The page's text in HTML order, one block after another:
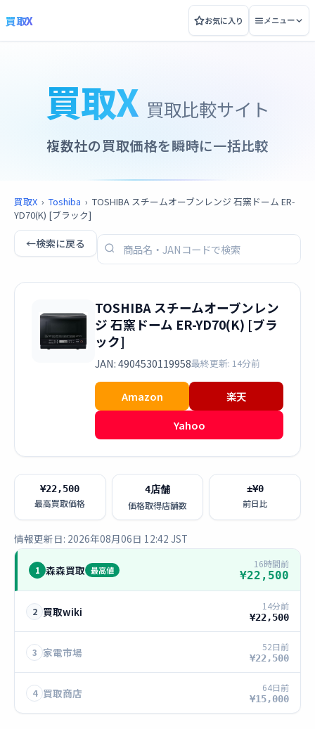
買取X お気に入り メニュー
買取X 買取比較サイト
複数社の買取価格を瞬時に一括比較
買取X › Toshiba › TOSHIBA スチームオーブンレンジ 石窯ドーム ER-
YD70(K) [ブラック]
←検索に戻る
TOSHIBA スチームオーブンレン
ジ 石窯ドーム ER-YD70(K) [ブラ
ック]
JAN: 4904530119958最終更新: 14分前
Amazon
楽天
Yahoo
¥22,500
最高買取価格
4店舗
価格取得店舗数
±¥0
前日比
情報更新日: 2026年08月06日 12:42 JST
1 森森買取 最高値
16時間前
¥22,500
2 買取wiki 14分前
¥22,500
3 家電市場 52日前
¥22,500
4 買取商店 64日前
¥15,000